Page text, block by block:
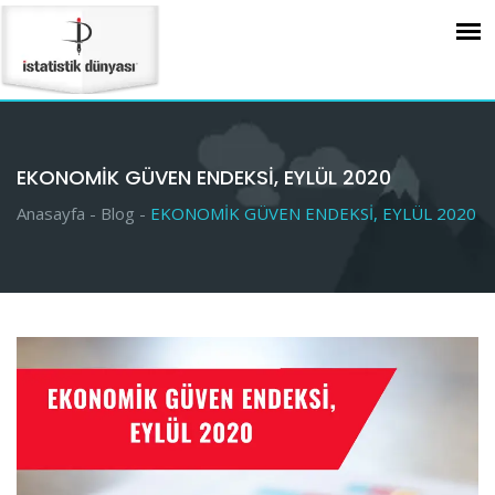
EKONOMİK GÜVEN ENDEKSİ, EYLÜL 2020
Anasayfa - Blog - EKONOMİK GÜVEN ENDEKSİ, EYLÜL 2020